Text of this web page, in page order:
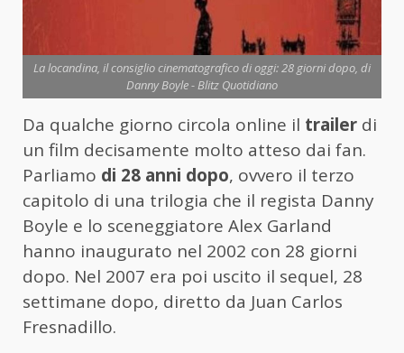
La locandina, il consiglio cinematografico di oggi: 28 giorni dopo, di
Danny Boyle - Blitz Quotidiano
Da qualche giorno circola online il trailer di
un film decisamente molto atteso dai fan.
Parliamo di 28 anni dopo, ovvero il terzo
capitolo di una trilogia che il regista Danny
Boyle e lo sceneggiatore Alex Garland
hanno inaugurato nel 2002 con 28 giorni
dopo. Nel 2007 era poi uscito il sequel, 28
settimane dopo, diretto da Juan Carlos
Fresnadillo.